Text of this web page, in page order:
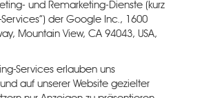
und Remarketing-Dienste (kurz
der Google Inc., 1600
Mountain View, CA 94043, USA,
Services erlauben uns
auf unserer Website gezielter